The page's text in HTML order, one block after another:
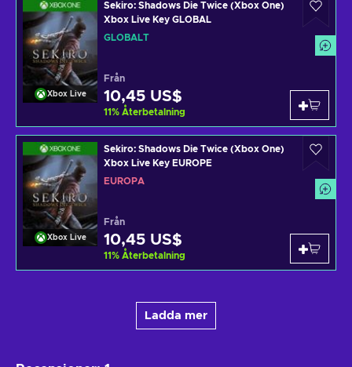
Xbox Live
Sekiro: Shadows Die Twice (Xbox One)
Xbox Live Key GLOBAL
GLOBALT
Från
10,45 US$
11% Återbetalning
Xbox Live
Sekiro: Shadows Die Twice (Xbox One)
Xbox Live Key EUROPE
EUROPA
Från
10,45 US$
11% Återbetalning
Ladda mer